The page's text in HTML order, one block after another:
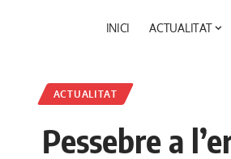
INICI ACTUALITAT
ACTUALITAT
Pessebre a